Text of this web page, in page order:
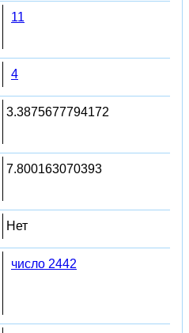
11
4
3.3875677794172
7.800163070393
Нет
число 2442